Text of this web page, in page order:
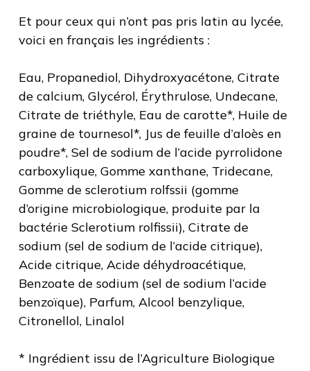
Et pour ceux qui n’ont pas pris latin au lycée,
voici en français les ingrédients :
Eau, Propanediol, Dihydroxyacétone, Citrate
de calcium, Glycérol, Érythrulose, Undecane,
Citrate de triéthyle, Eau de carotte*, Huile de
graine de tournesol*, Jus de feuille d’aloès en
poudre*, Sel de sodium de l’acide pyrrolidone
carboxylique, Gomme xanthane, Tridecane,
Gomme de sclerotium rolfssii (gomme
d’origine microbiologique, produite par la
bactérie Sclerotium rolfissii), Citrate de
sodium (sel de sodium de l’acide citrique),
Acide citrique, Acide déhydroacétique,
Benzoate de sodium (sel de sodium l’acide
benzoïque), Parfum, Alcool benzylique,
Citronellol, Linalol
* Ingrédient issu de l’Agriculture Biologique